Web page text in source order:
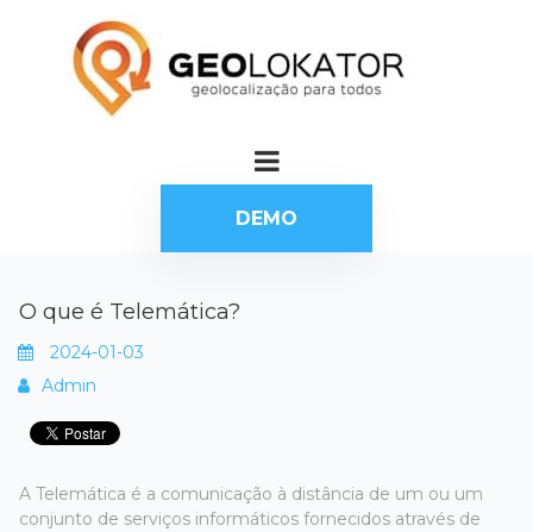
DEMO
O que é Telemática?
2024-01-03
Admin
A Telemática é a comunicação à distância de um ou um
conjunto de serviços informáticos fornecidos através de